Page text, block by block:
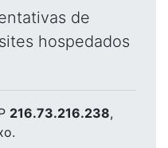
de
hospedados
216.73.216.238,